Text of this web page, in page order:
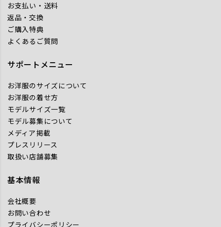
お支払い・送料
返品・交換
ご購入特典
よくあるご質問
サポートメニュー
お洋服のサイズについて
お洋服の着せ方
モデルサイズ一覧
モデル募集について
メディア掲載
プレスリリース
取扱い店舗募集
基本情報
会社概要
お問い合わせ
プライバシーポリシー